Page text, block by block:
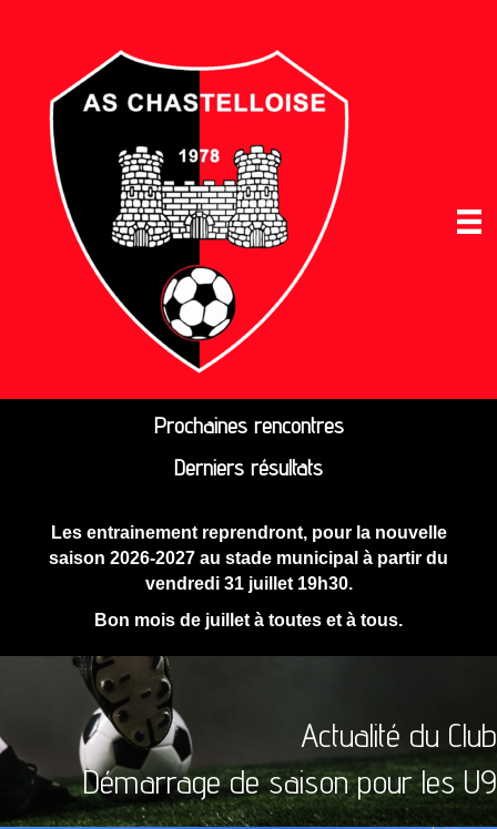
Prochaines rencontres
Derniers résultats
Les entrainement reprendront, pour la nouvelle
saison 2026-2027 au stade municipal à partir du
vendredi 31 juillet 19h30.
Bon mois de juillet à toutes et à tous.
Actualité du Club
Démarrage de saison pour les U9